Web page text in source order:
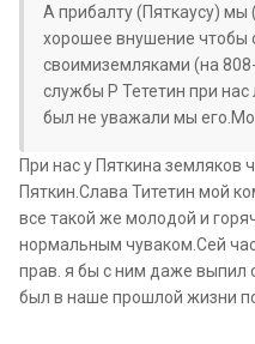
А прибалту (Пяткаусу)
хорошее внушение чтобы
своимиземляками (на
службы Р Тететин при
был не уважали мы
При нас у Пяткина земляков
Пяткин.Слава Титетин мой
все такой же молодой и
нормальным чуваком.Сей
прав. я бы с ним даже выпил
был в наше прошлой жизни